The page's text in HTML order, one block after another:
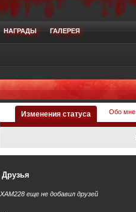
НАГРАДЫ ГАЛЕРЕЯ
Изменения статуса Обо мне
Друзья
XAM228 еще не добавил друзей